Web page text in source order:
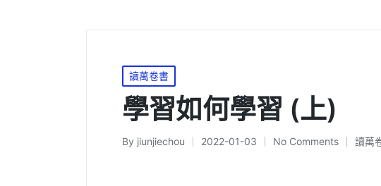
Posted
in
讀萬卷書
學習如何學習 (上)
Posted
By jiunjiechou 2022-01-03 No Comments 讀萬